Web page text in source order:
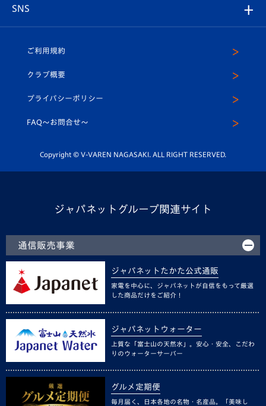
ホームタウン
平和祈念活動
ホームタウン活動
U-18
スクール
SNS
ヴィヴィくんインスタグラム
公式LINE＠
ご利用規約
クラブ概要
プライバシーポリシー
FAQ〜お問合せ〜
Copyright © V-VAREN NAGASAKI. ALL RIGHT RESERVED.
ジャパネットグループ関連サイト
通信販売事業
ジャパネットたかた公式通販
家電を中心に、ジャパネットが自信をもって厳選
した商品だけをご紹介！
ジャパネットウォーター
上質な「富士山の天然水」。安心・安全、こだわ
りのウォーターサーバー
グルメ定期便
毎月届く、日本各地の名物・名産品。「美味し